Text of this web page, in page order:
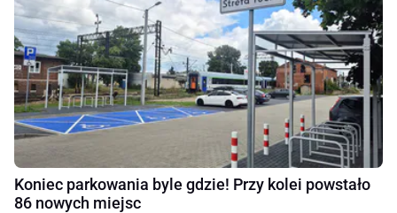
Koniec parkowania byle gdzie! Przy kolei powstało
86 nowych miejsc